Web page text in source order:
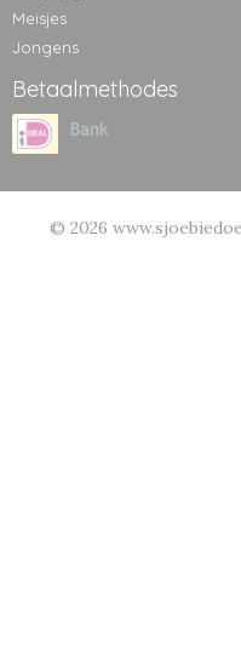
Meisjes
Jongens
Betaalmethodes
© 2026